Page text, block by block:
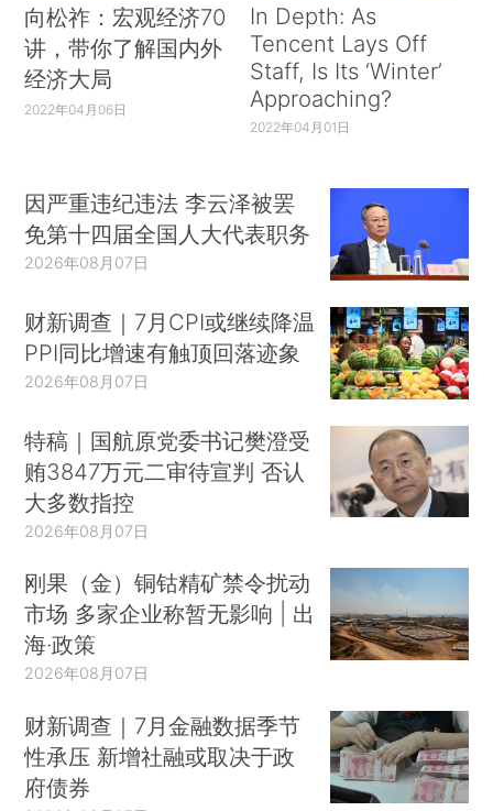
向松祚：宏观经济70
讲，带你了解国内外
经济大局
2022年04月06日
In Depth: As
Tencent Lays Off
Staff, Is Its ‘Winter’
Approaching?
2022年04月01日
因严重违纪违法 李云泽被罢
免第十四届全国人大代表职务
2026年08月07日
财新调查｜7月CPI或继续降温
PPI同比增速有触顶回落迹象
2026年08月07日
特稿｜国航原党委书记樊澄受
贿3847万元二审待宣判 否认
大多数指控
2026年08月07日
刚果（金）铜钴精矿禁令扰动
市场 多家企业称暂无影响 | 出
海·政策
2026年08月07日
财新调查｜7月金融数据季节
性承压 新增社融或取决于政
府债券